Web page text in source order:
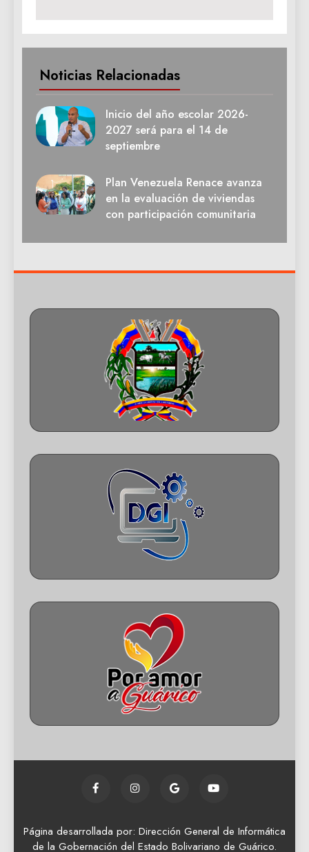
Noticias Relacionadas
Inicio del año escolar 2026-
2027 será para el 14 de
septiembre
Plan Venezuela Renace avanza
en la evaluación de viviendas
con participación comunitaria
Página desarrollada por: Dirección General de Informática
de la Gobernación del Estado Bolivariano de Guárico.